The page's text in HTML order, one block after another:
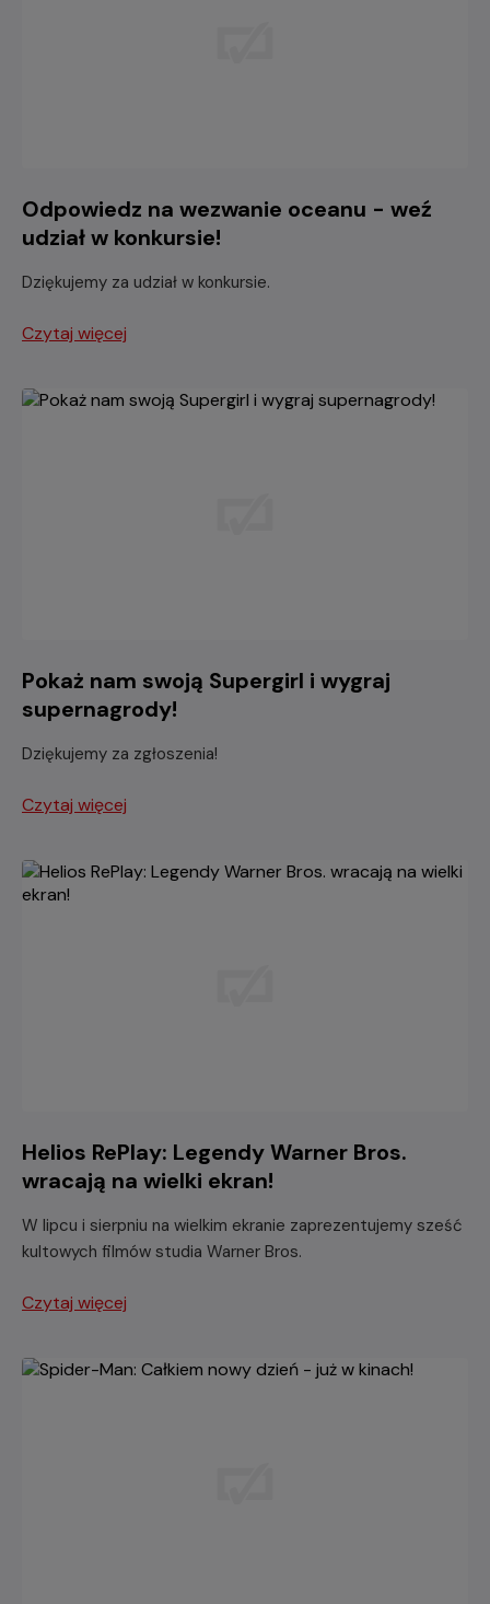
Odpowiedz na wezwanie oceanu - weź
udział w konkursie!
Dziękujemy za udział w konkursie.
Czytaj więcej
Pokaż nam swoją Supergirl i wygraj
supernagrody!
Dziękujemy za zgłoszenia!
Czytaj więcej
Helios RePlay: Legendy Warner Bros.
wracają na wielki ekran!
W lipcu i sierpniu na wielkim ekranie zaprezentujemy sześć
kultowych filmów studia Warner Bros.
Czytaj więcej